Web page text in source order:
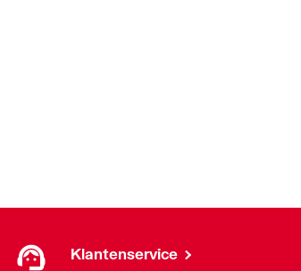
Klantenservice